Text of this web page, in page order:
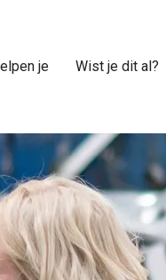
je Wist je dit al?